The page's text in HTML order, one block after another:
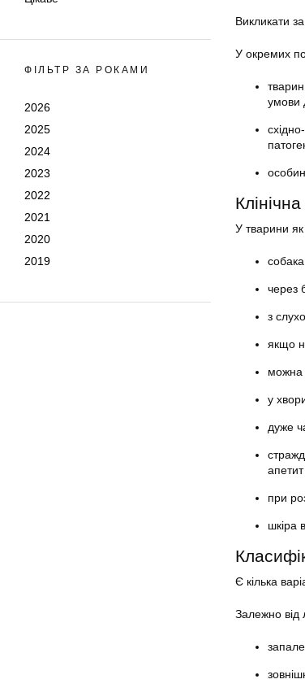
ФІЛЬТР ЗА РОКАМИ
2026
2025
2024
2023
2022
2021
2020
2019
Викликати
У окремих
умови
У тварини як
через
з
якщо
можна
у
дуже
при
шкіра
Є кілька
Залежно від